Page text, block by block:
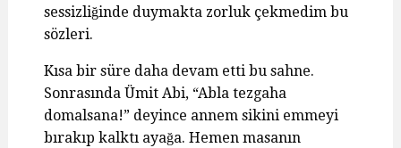
sessizliğinde duymakta zorluk çekmedim bu
sözleri.
Kısa bir süre daha devam etti bu sahne.
Sonrasında Ümit Abi, “Abla tezgaha
domalsana!” deyince annem sikini emmeyi
bırakıp kalktı ayağa. Hemen masanın